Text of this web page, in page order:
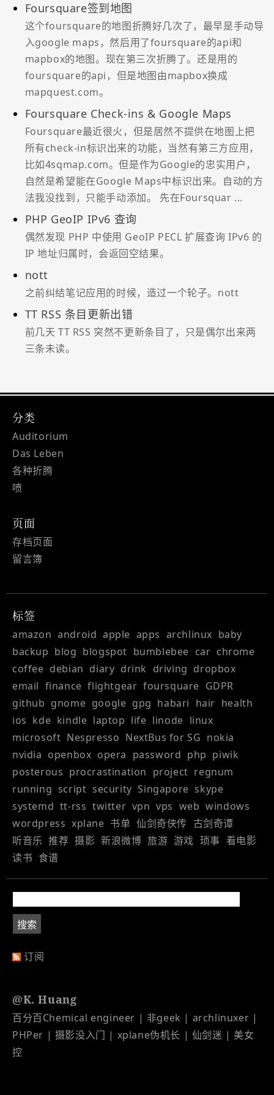
Foursquare签到地图
这个foursquare的地图折腾好几次了，最早是手动导
入google maps，然后用了foursquare的api和
mapbox的地图。现在第三次折腾了。还是用的
foursquare的api，但是地图由mapbox换成
mapquest.com。
Foursquare Check-ins & Google Maps
Foursquare最近很火，但是居然不提供在地图上把
所有check-in标识出来的功能，当然有第三方应用，
比如4sqmap.com。但是作为Google的忠实用户，
自然是希望能在Google Maps中标识出来。自动的方
法我没找到，只能手动添加。 先在Foursquar ...
PHP GeoIP IPv6 查询
偶然发现 PHP 中使用 GeoIP PECL 扩展查询 IPv6 的
IP 地址归属时，会返回空结果。
nott
之前纠结笔记应用的时候，造过一个轮子。nott
TT RSS 条目更新出错
前几天 TT RSS 突然不更新条目了，只是偶尔出来两
三条未读。
分类
Auditorium
Das Leben
各种折腾
喷
页面
存档页面
留言簿
标签
amazon android apple apps archlinux baby
backup blog blogspot bumblebee car chrome
coffee debian diary drink driving dropbox
email finance flightgear foursquare GDPR
github gnome google gpg habari hair health
ios kde kindle laptop life linode linux
microsoft Nespresso NextBus for SG nokia
nvidia openbox opera password php piwik
posterous procrastination project regnum
running script security Singapore skype
systemd tt-rss twitter vpn vps web windows
wordpress xplane 书单 仙剑奇侠传 古剑奇谭
听音乐 推荐 摄影 新浪微博 旅游 游戏 琐事 看电影
读书 食谱
订阅
@K. Huang
百分百Chemical engineer | 非geek | archlinuxer |
PHPer | 摄影没入门 | xplane伪机长 | 仙剑迷 | 美女
控